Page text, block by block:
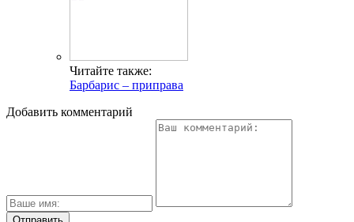
Читайте также:
Барбарис – приправа
Добавить комментарий